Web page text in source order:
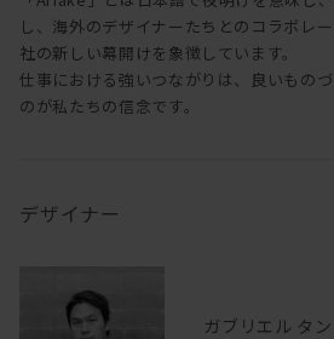
し、海外のデザイナーたちとのコラボレ
社の新しい幕開けを象徴しています。
仕事における強いつながりは、良いもの
のが私たちの信念です。
デザイナー
ガブリエル タン